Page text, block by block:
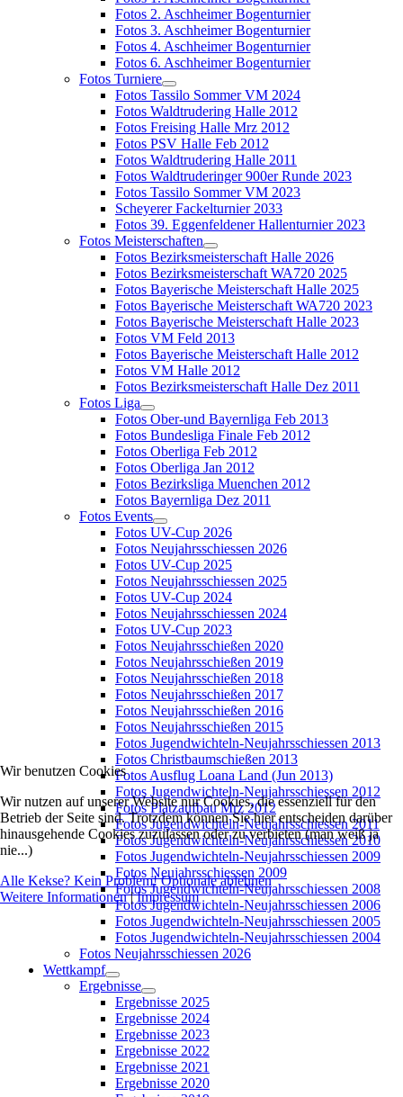
Fotos 2. Aschheimer Bogenturnier
Fotos 3. Aschheimer Bogenturnier
Fotos 4. Aschheimer Bogenturnier
Fotos 6. Aschheimer Bogenturnier
Fotos Turniere
Fotos Tassilo Sommer VM 2024
Fotos Waldtrudering Halle 2012
Fotos Freising Halle Mrz 2012
Fotos PSV Halle Feb 2012
Fotos Waldtrudering Halle 2011
Fotos Waldtruderinger 900er Runde 2023
Fotos Tassilo Sommer VM 2023
Scheyerer Fackelturnier 2033
Fotos 39. Eggenfeldener Hallenturnier 2023
Fotos Meisterschaften
Fotos Bezirksmeisterschaft Halle 2026
Fotos Bezirksmeisterschaft WA720 2025
Fotos Bayerische Meisterschaft Halle 2025
Fotos Bayerische Meisterschaft WA720 2023
Fotos Bayerische Meisterschaft Halle 2023
Fotos VM Feld 2013
Fotos Bayerische Meisterschaft Halle 2012
Fotos VM Halle 2012
Fotos Bezirksmeisterschaft Halle Dez 2011
Fotos Liga
Fotos Ober-und Bayernliga Feb 2013
Fotos Bundesliga Finale Feb 2012
Fotos Oberliga Feb 2012
Fotos Oberliga Jan 2012
Fotos Bezirksliga Muenchen 2012
Fotos Bayernliga Dez 2011
Fotos Events
Fotos UV-Cup 2026
Fotos Neujahrsschiessen 2026
Fotos UV-Cup 2025
Fotos Neujahrsschiessen 2025
Fotos UV-Cup 2024
Fotos Neujahrsschiessen 2024
Fotos UV-Cup 2023
Fotos Neujahrsschießen 2020
Fotos Neujahrsschießen 2019
Fotos Neujahrsschießen 2018
Fotos Neujahrsschießen 2017
Fotos Neujahrsschießen 2016
Fotos Neujahrsschießen 2015
Fotos Jugendwichteln-Neujahrsschiessen 2013
Fotos Christbaumschießen 2013
Fotos Ausflug Loana Land (Jun 2013)
Fotos Jugendwichteln-Neujahrsschiessen 2012
Fotos Platzaufbau Mrz 2012
Fotos Jugendwichteln-Neujahrsschiessen 2011
Fotos Jugendwichteln-Neujahrsschiessen 2010
Fotos Jugendwichteln-Neujahrsschiessen 2009
Fotos Neujahrsschiessen 2009
Fotos Jugendwichteln-Neujahrsschiessen 2008
Fotos Jugendwichteln-Neujahrsschiessen 2006
Fotos Jugendwichteln-Neujahrsschiessen 2005
Fotos Jugendwichteln-Neujahrsschiessen 2004
Fotos Neujahrsschiessen 2026
Wettkampf
Ergebnisse
Ergebnisse 2025
Ergebnisse 2024
Ergebnisse 2023
Ergebnisse 2022
Ergebnisse 2021
Ergebnisse 2020
Wir benutzen Cookies
Wir nutzen auf unserer Website nur Cookies, die essenziell für den
Betrieb der Seite sind. Trotzdem können Sie hier entscheiden darüber
hinausgehende Cookies zuzulassen oder zu verbieten (man weiß ja
nie...)
Alle Kekse? Kein Problem! Optionale ablehnen
Weitere Informationen|Impressum